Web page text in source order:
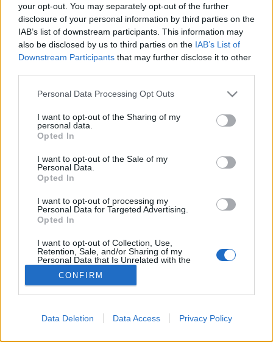
your opt-out. You may separately opt-out of the further
disclosure of your personal information by third parties on the
IAB’s list of downstream participants. This information may
also be disclosed by us to third parties on the IAB’s List of
Downstream Participants that may further disclose it to other
Please note that this website/app uses one or more Google
not limited to your visit or usage behaviour. You may click to
grant or deny consent to Google and its third-party tags to
use your data for below specified purposes in below Google
consent section.
Personal Data Processing Opt Outs
I want to opt-out of the Sharing of my
personal data.
Opted In
I want to opt-out of the Sale of my
Personal Data.
Opted In
I want to opt-out of processing my
Personal Data for Targeted Advertising.
Opted In
I want to opt-out of Collection, Use,
Retention, Sale, and/or Sharing of my
Personal Data that Is Unrelated with the
Purposes for which it was collected.
Opted Out
I want to allow Google to enable storage
related to advertising like cookies on web or
CONFIRM
Data Deletion Data Access Privacy Policy
A kertészkedés csodás hobbi, ami kikapcsol, elűzi az
unalmat, praktikus, és - gyakran szó szerint -
gyümölcsöző elfoglaltság. A növénygondozásnak
persze árnyoldalai is vannak, például a már nem
Törzsanyag fűnyíróknak
Megyeri Szabolcs•
Egy fákért aggódó kedves ismerősöm, Lakatos Béla
hívta fel a figyelmemet egy olyan problémára, mely
fáinál, és elsősorban a fiatalabb csemetéket érinti. A
bemutatásra kerülő káros jelenség azonban nem